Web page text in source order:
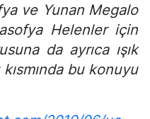
ve Yunan Megalo
Helenler için
da ayrıca ışık
kısmında bu konuyu